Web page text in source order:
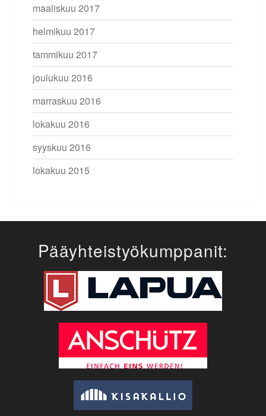
maaliskuu 2017
helmikuu 2017
tammikuu 2017
joulukuu 2016
marraskuu 2016
lokakuu 2016
syyskuu 2016
lokakuu 2015
Pääyhteistyökumppanit: